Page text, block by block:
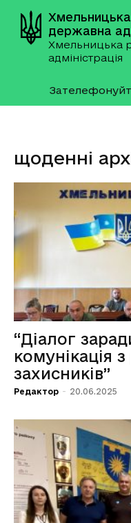
державна
Хмельницька
адміністрація
щоденні
“Діалог
комунікація
захисників”
Редактор - 20.06.2025